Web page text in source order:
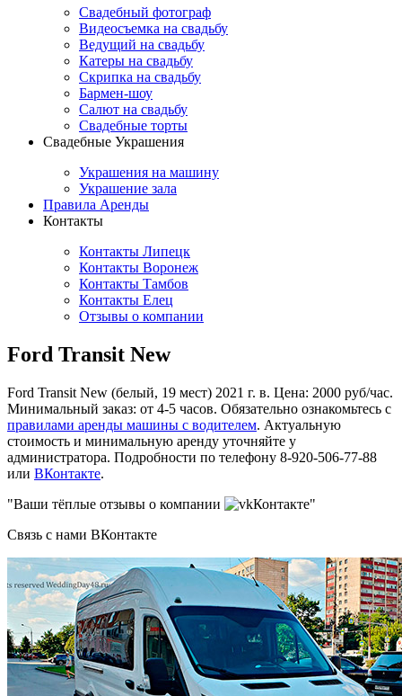
Свадебный фотограф
Видеосъемка на свадьбу
Ведущий на свадьбу
Катеры на свадьбу
Скрипка на свадьбу
Бармен-шоу
Салют на свадьбу
Свадебные торты
Свадебные Украшения
Украшения на машину
Украшение зала
Правила Аренды
Контакты
Контакты Липецк
Контакты Воронеж
Контакты Тамбов
Контакты Елец
Отзывы о компании
Ford Transit New
Ford Transit New (белый, 19 мест) 2021 г. в. Цена: 2000 руб/час.
Минимальный заказ: от 4-5 часов. Обязательно ознакомьтесь с
правилами аренды машины с водителем. Актуальную
стоимость и минимальную аренду уточняйте у
администратора. Подробности по телефону 8-920-506-77-88
или ВКонтакте.
"Ваши тёплые отзывы о компании
Контакте"
Связь с нами ВКонтакте